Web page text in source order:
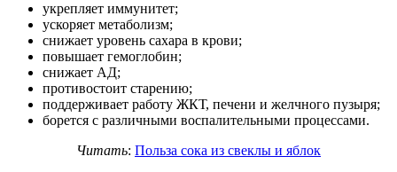
укрепляет иммунитет;
ускоряет метаболизм;
снижает уровень сахара в крови;
повышает гемоглобин;
снижает АД;
противостоит старению;
поддерживает работу ЖКТ, печени и желчного пузыря;
борется с различными воспалительными процессами.
Читать: Польза сока из свеклы и яблок